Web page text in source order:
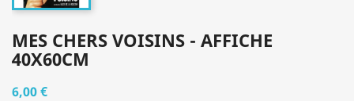
MES CHERS VOISINS - AFFICHE
40X60CM
6,00 €